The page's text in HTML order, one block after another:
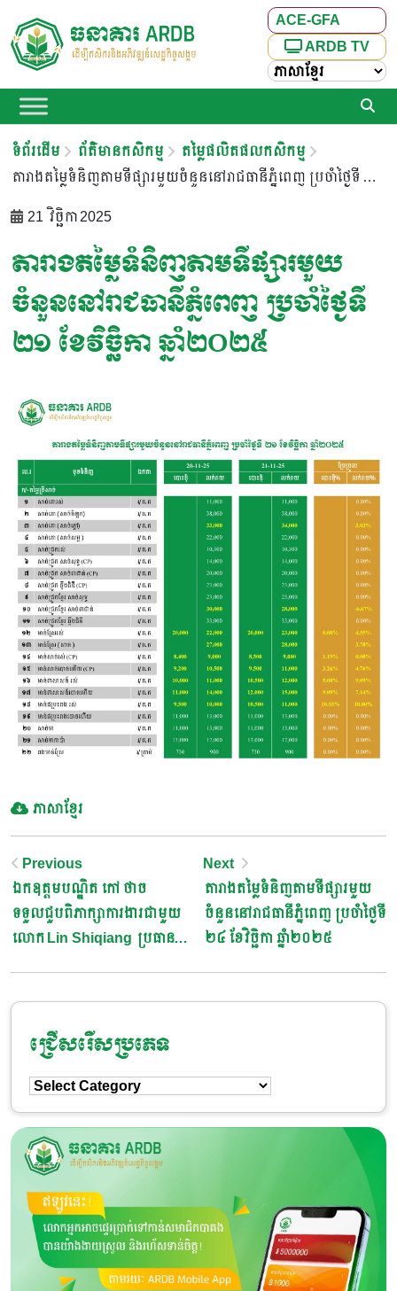
ACE-GFA
ARDB TV
ទំព័រដើម ព័ត៌មានកសិកម្ម
តម្លៃផលិតផលកសិកម្ម
តារាងតម្លៃទំនិញតាមទីផ្សារមួយចំនួននៅរាជធានីភ្នំពេញ ប្រចាំថ្ងៃទី ២១ ខែវិច្ឆិកា ឆ្នាំ២០២៥
21 វិច្ឆិកា 2025
តារាងតម្លៃទំនិញតាមទីផ្សារមួយ
ចំនួននៅរាជធានីភ្នំពេញ ប្រចាំថ្ងៃទី
២១ ខែវិច្ឆិកា ឆ្នាំ២០២៥
ភាសាខ្មែរ
Post
Navigation
Previous
ឯកឧត្តមបណ្ឌិត កៅ ថាច
ទទួលជួបពិភាក្សាការងារជាមួយ
លោក Lin Shiqiang ប្រធាន
(Industrial and Commercial
Bank of China, Phnom
Penh Branch – ICBC
Phnom Penh Branch)
Next
តារាងតម្លៃទំនិញតាមទីផ្សារមួយ
ចំនួននៅរាជធានីភ្នំពេញ ប្រចាំថ្ងៃទី
២៤ ខែវិច្ឆិកា ឆ្នាំ២០២៥
ជ្រើសរើសប្រភេទ
ជ្រើសរើស
ប្រភេទ